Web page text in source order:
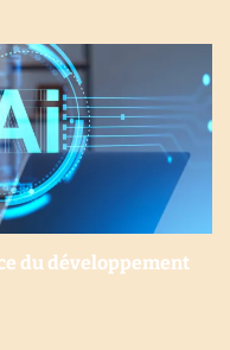
du développement